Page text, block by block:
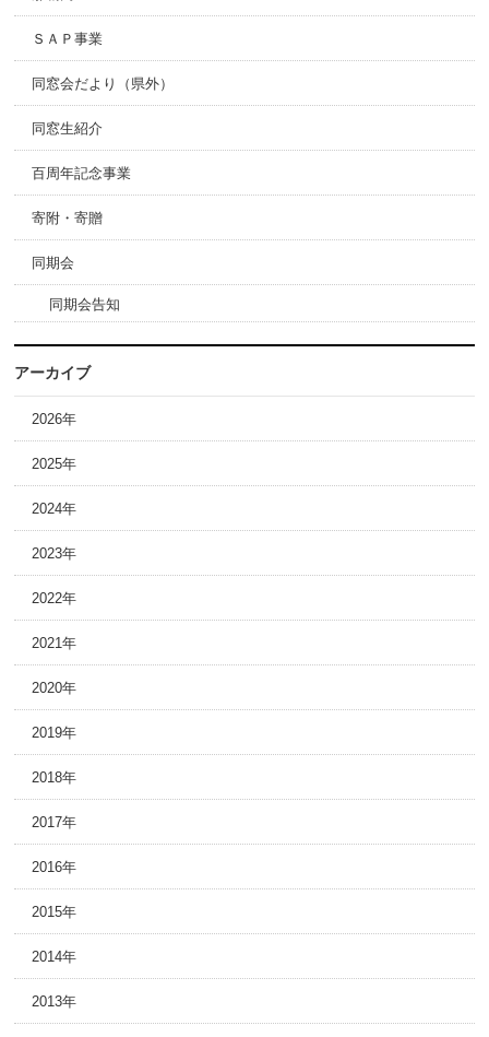
ＳＡＰ事業
同窓会だより（県外）
同窓生紹介
百周年記念事業
寄附・寄贈
同期会
同期会告知
アーカイブ
2026年
2025年
2024年
2023年
2022年
2021年
2020年
2019年
2018年
2017年
2016年
2015年
2014年
2013年